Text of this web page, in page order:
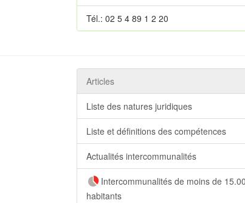
Tél.: 02 5 4 89 1 2 20
Articles
Liste des natures juridiques
Liste et définitions des compétences
Actualités intercommunalités
Intercommunalités de moins de
habitants